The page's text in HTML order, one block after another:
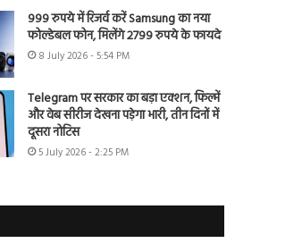
999 रुपये में रिजर्व करें Samsung का नया
फोल्डेबल फोन, मिलेंगे 2799 रुपये के फायदे
8 July 2026 - 5:54 PM
Telegram पर सरकार का बड़ा एक्शन, फिल्में
और वेब सीरीज देखना पड़ेगा भारी, तीन दिनों में
दूसरा नोटिस
5 July 2026 - 2:25 PM